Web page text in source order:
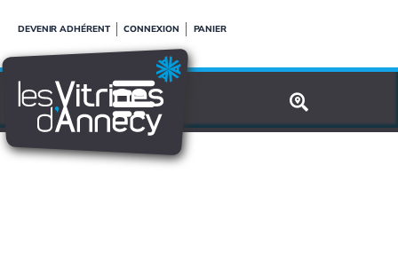
contenu
DEVENIR ADHÉRENT CONNEXION PANIER